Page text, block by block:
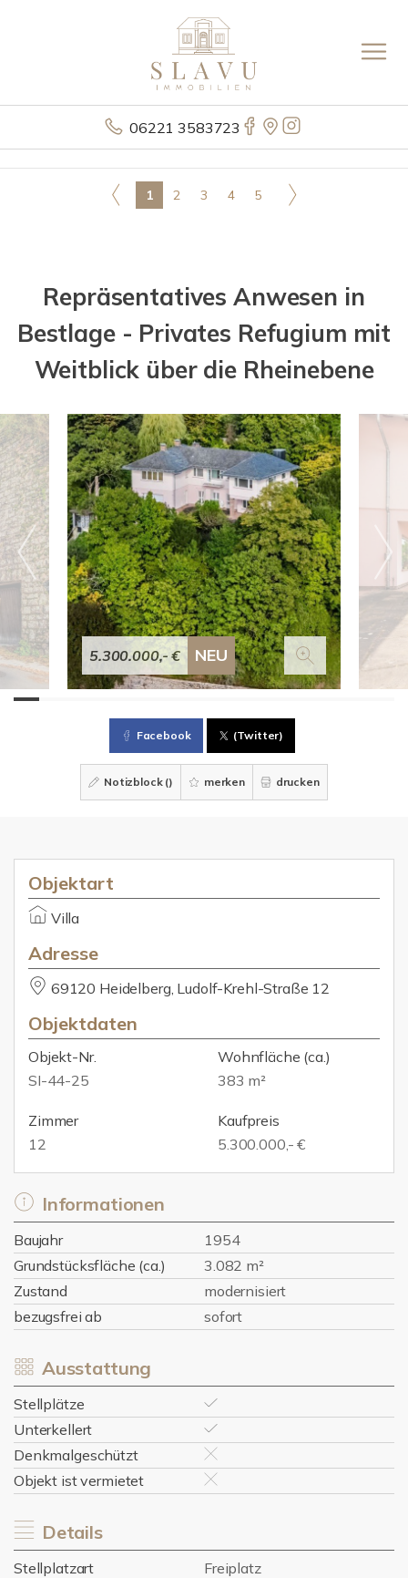
06221 3583723
1 2 3 4 5
Repräsentatives Anwesen in
Bestlage - Privates Refugium mit
Weitblick über die Rheinebene
5.300.000,- € NEU
Facebook (Twitter)
Notizblock () merken drucken
Objektart
Villa
Adresse
69120 Heidelberg, Ludolf-Krehl-Straße 12
Objektdaten
Objekt-Nr.
SI-44-25
Wohnfläche (ca.)
383 m²
Zimmer
12
Kaufpreis
5.300.000,- €
Informationen
Baujahr
1954
Grundstücksfläche (ca.)
3.082 m²
Zustand
modernisiert
bezugsfrei ab
sofort
Ausstattung
Stellplätze
Unterkellert
Denkmalgeschützt
Objekt ist vermietet
Details
Stellplatzart
Freiplatz